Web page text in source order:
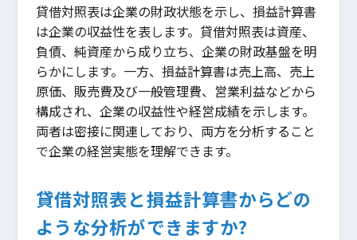
貸借対照表は企業の財政状態を示し、損益計算書
は企業の収益性を表します。貸借対照表は資産、
負債、純資産から成り立ち、企業の財政基盤を明
らかにします。一方、損益計算書は売上高、売上
原価、販売費及び一般管理費、営業利益などから
構成され、企業の収益性や経営成績を示します。
両者は密接に関連しており、両方を分析すること
で企業の経営実態を理解できます。
貸借対照表と損益計算書からどの
ような分析ができますか?